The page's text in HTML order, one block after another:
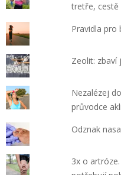
tretře, cestě
Pravidla pro
Zeolit: zbaví
Nezalézej
průvodce
Odznak
3x o